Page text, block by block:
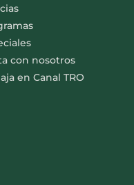
con nosotros
en Canal TRO